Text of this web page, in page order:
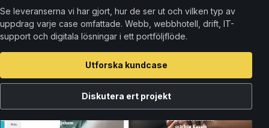
Se leveranserna vi har gjort, hur de ser ut och vilken typ av
uppdrag varje case omfattade. Webb, webbhotell, drift, IT-
support och digitala lösningar i ett portföljflöde.
Utforska kundcase
Diskutera ert projekt